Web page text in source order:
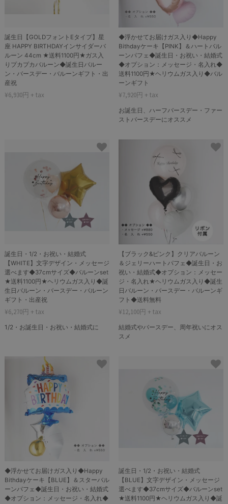
誕生日【GOLDフォントEタイプ】星
座 HAPPY BIRTHDAYインサイダーバ
ルーン 44cm ★送料1100円★ガス入
りプカプカバルーン◆誕生日バルー
ン・バースデー・バルーンギフト・出
産祝
¥6,930円 + tax
◆浮かせてお届けガス入り◆Happy
Bithdayケーキ【PINK】＆ハートバル
ーンパフェ◆誕生日・お祝い・結婚式
◆オプション：メッセージ・名入れ◆
送料1100円★ヘリウムガス入り◆バル
ーンギフト
¥7,920円 + tax
お誕生日、ハーフバースデー・ファー
ストバースデーにオススメ
誕生日・1/2・お祝い・結婚式
【WHITE】文字デザイン・メッセージ
選べます◆37cmサイズ◆バルーンset
★送料1100円★ヘリウムガス入り◆誕
生日バルーン・バースデー・バルーン
ギフト・出産祝
¥6,270円 + tax
1/2・お誕生日・お祝い・結婚式に
【ブラック&ピンク】クリアバルーン
＆ジェリーハートパフェ◆誕生日・お
祝い・結婚式◆オプション：メッセー
ジ・名入れ★ヘリウムガス入り◆誕生
日バルーン・バースデー・バルーンギ
フト◆送料無料
¥12,100円 + tax
結婚式やバースデー、周年祝いにオス
スメ
◆浮かせてお届けガス入り◆Happy
Bithdayケーキ【BLUE】＆スターバル
ーンパフェ◆誕生日・お祝い・結婚式
◆オプション：メッセージ・名入れ◆
誕生日・1/2・お祝い・結婚式
【BLUE】文字デザイン・メッセージ
選べます◆37cmサイズ◆バルーンset
★送料1100円★ヘリウムガス入り◆誕